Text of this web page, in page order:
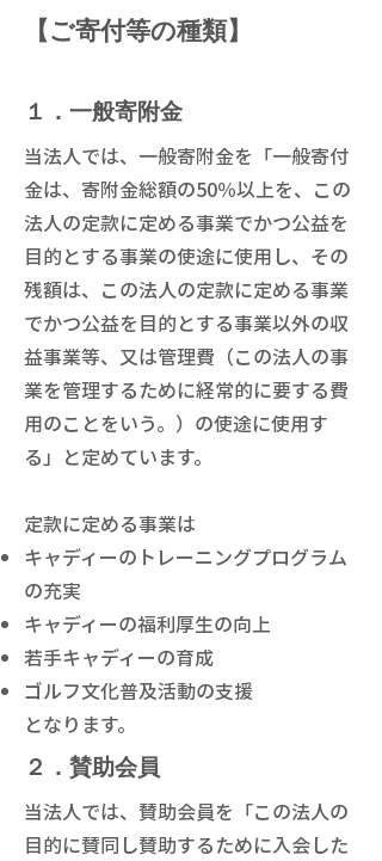
【ご寄付等の種類】
１．一般寄附金
当法人では、一般寄附金を「一般寄付
金は、寄附金総額の50％以上を、この
法人の定款に定める事業でかつ公益を
目的とする事業の使途に使用し、その
残額は、この法人の定款に定める事業
でかつ公益を目的とする事業以外の収
益事業等、又は管理費（この法人の事
業を管理するために経常的に要する費
用のことをいう。）の使途に使用す
る」と定めています。
定款に定める事業は
キャディーのトレーニングプログラム
の充実
キャディーの福利厚生の向上
若手キャディーの育成
ゴルフ文化普及活動の支援
となります。
２．賛助会員
当法人では、賛助会員を「この法人の
目的に賛同し賛助するために入会した